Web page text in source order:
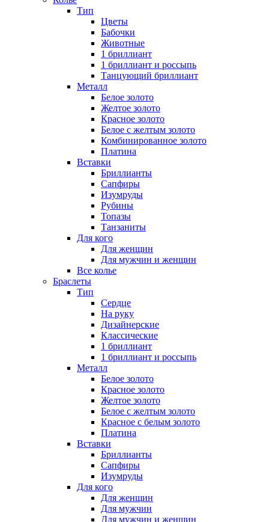
Тип
Цветы
Бабочки
Животные
1 бриллиант
1 бриллиант и россыпь
Танцующий бриллиант
Металл
Белое золото
Желтое золото
Красное золото
Белое с желтым золото
Комбинированное золото
Платина
Вставки
Бриллианты
Сапфиры
Изумруды
Рубины
Топазы
Танзаниты
Для кого
Для женщин
Для мужчин и женщин
Все колье
Браслеты
Тип
Сердце
На руку
Дизайнерские
Классические
1 бриллиант
1 бриллиант и россыпь
Металл
Белое золото
Красное золото
Желтое золото
Белое с желтым золото
Красное с белым золото
Платина
Вставки
Бриллианты
Сапфиры
Изумруды
Для кого
Для женщин
Для мужчин
Для мужчин и женщин